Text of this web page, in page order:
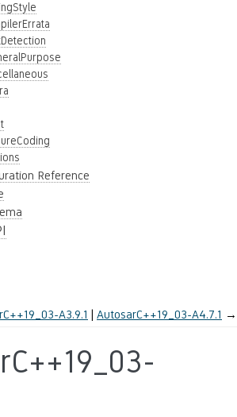
Reference
A3.9.1 AutosarC++19_03-A4.7.1 →